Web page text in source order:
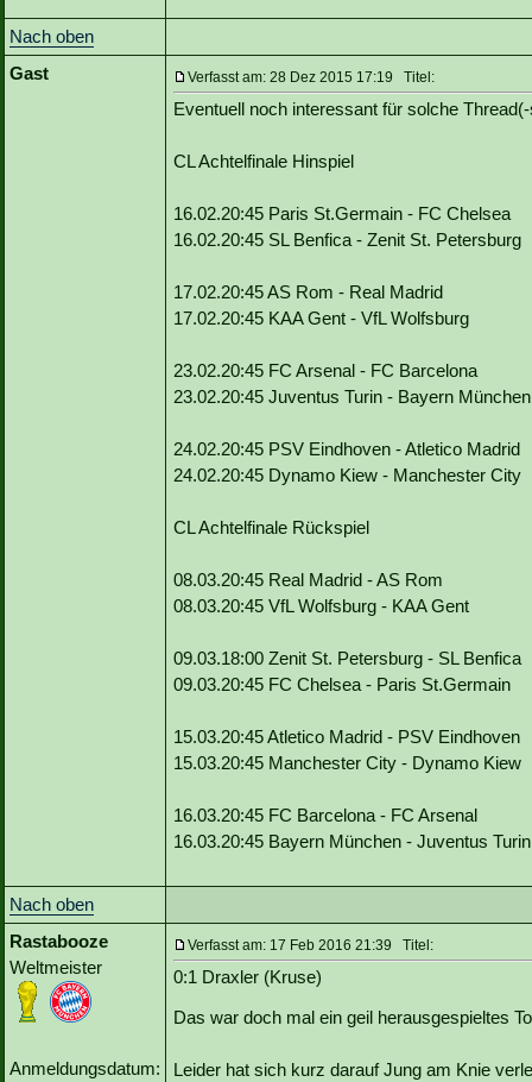
Nach oben
Gast
Verfasst am: 28 Dez 2015 17:19 Titel:
Eventuell noch interessant für solche
CL Achtelfinale Hinspiel
16.02.20:45 Paris St.Germain - FC Chelsea
16.02.20:45 SL Benfica - Zenit St. Petersburg
17.02.20:45 AS Rom - Real Madrid
17.02.20:45 KAA Gent - VfL Wolfsburg
23.02.20:45 FC Arsenal - FC Barcelona
23.02.20:45 Juventus Turin - Bayern München
24.02.20:45 PSV Eindhoven - Atletico Madrid
24.02.20:45 Dynamo Kiew - Manchester City
CL Achtelfinale Rückspiel
08.03.20:45 Real Madrid - AS Rom
08.03.20:45 VfL Wolfsburg - KAA Gent
09.03.18:00 Zenit St. Petersburg - SL Benfica
09.03.20:45 FC Chelsea - Paris St.Germain
15.03.20:45 Atletico Madrid - PSV Eindhoven
15.03.20:45 Manchester City - Dynamo Kiew
16.03.20:45 FC Barcelona - FC Arsenal
16.03.20:45 Bayern München - Juventus Turin
Nach oben
Rastabooze
Weltmeister
Anmeldungsdatum:
Verfasst am: 17 Feb 2016 21:39 Titel:
0:1 Draxler (Kruse)
Das war doch mal ein geil herausgespieltes
Leider hat sich kurz darauf Jung am Knie